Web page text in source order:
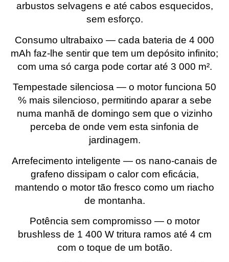
arbustos selvagens e até cabos esquecidos,
sem esforço.
Consumo ultrabaixo — cada bateria de 4 000
mAh faz-lhe sentir que tem um depósito infinito;
com uma só carga pode cortar até 3 000 m².
Tempestade silenciosa — o motor funciona 50
% mais silencioso, permitindo aparar a sebe
numa manhã de domingo sem que o vizinho
perceba de onde vem esta sinfonia de
jardinagem.
Arrefecimento inteligente — os nano-canais de
grafeno dissipam o calor com eficácia,
mantendo o motor tão fresco como um riacho
de montanha.
Potência sem compromisso — o motor
brushless de 1 400 W tritura ramos até 4 cm
com o toque de um botão.